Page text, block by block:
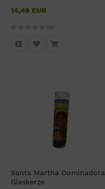
14,49 EUR
(0)
Santa Martha Dominadora
Glaskerze